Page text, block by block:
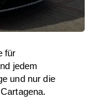
für
jedem
und nur die